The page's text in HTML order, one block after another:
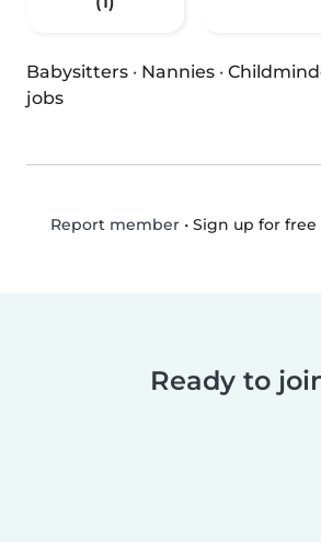
Babysitters · Nannies ·
jobs
Report member• Sign up for free
Ready to